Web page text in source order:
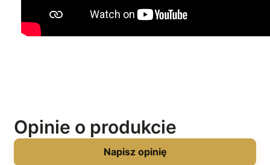
Opinie o produkcie
Napisz opinię